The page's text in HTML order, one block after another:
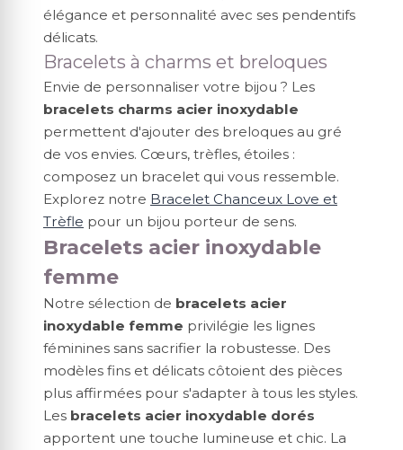
élégance et personnalité avec ses pendentifs
délicats.
Bracelets à charms et breloques
Envie de personnaliser votre bijou ? Les
bracelets charms acier inoxydable
permettent d'ajouter des breloques au gré
de vos envies. Cœurs, trèfles, étoiles :
composez un bracelet qui vous ressemble.
Explorez notre Bracelet Chanceux Love et
Trèfle pour un bijou porteur de sens.
Bracelets acier inoxydable
femme
Notre sélection de bracelets acier
inoxydable femme privilégie les lignes
féminines sans sacrifier la robustesse. Des
modèles fins et délicats côtoient des pièces
plus affirmées pour s'adapter à tous les styles.
Les bracelets acier inoxydable dorés
apportent une touche lumineuse et chic. La